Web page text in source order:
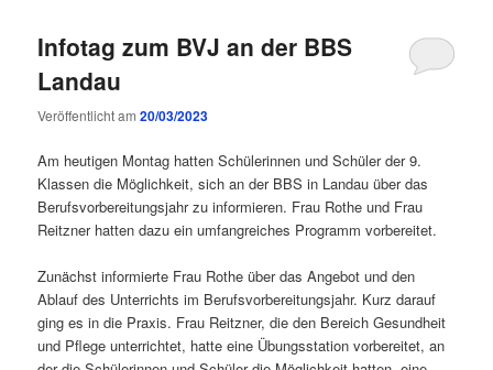
Infotag zum BVJ an der BBS
Landau
Veröffentlicht am20/03/2023
Am heutigen Montag hatten Schülerinnen und Schüler der 9.
Klassen die Möglichkeit, sich an der BBS in Landau über das
Berufsvorbereitungsjahr zu informieren. Frau Rothe und Frau
Reitzner hatten dazu ein umfangreiches Programm vorbereitet.
Zunächst informierte Frau Rothe über das Angebot und den
Ablauf des Unterrichts im Berufsvorbereitungsjahr. Kurz darauf
ging es in die Praxis. Frau Reitzner, die den Bereich Gesundheit
und Pflege unterrichtet, hatte eine Übungsstation vorbereitet, an